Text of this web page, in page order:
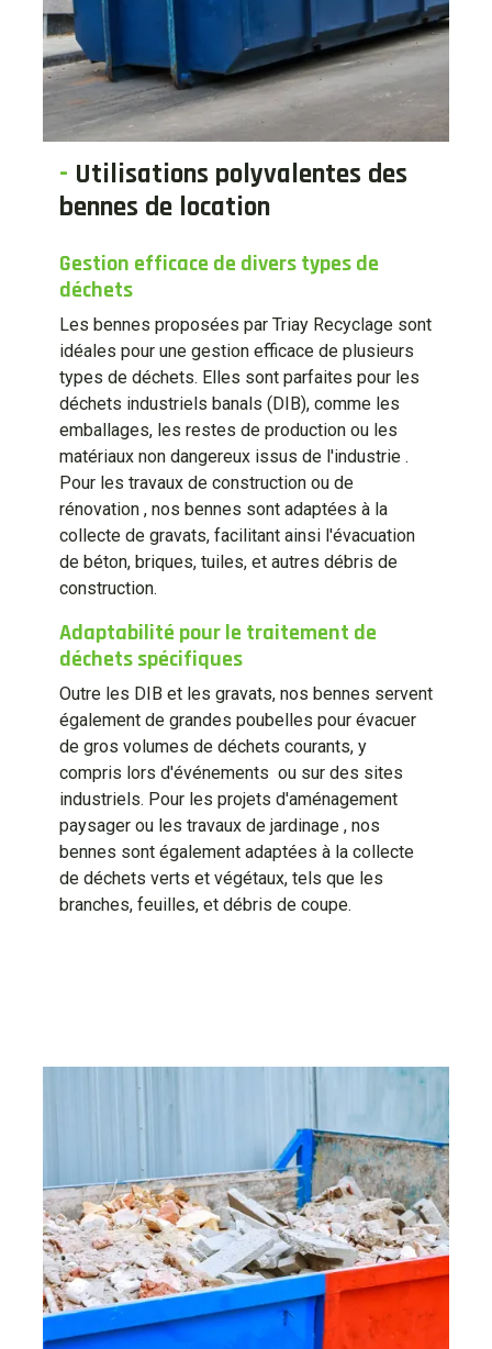
- Utilisations polyvalentes des
bennes de location
Gestion efficace de divers types de
déchets
Les bennes proposées par Triay Recyclage sont
idéales pour une gestion efficace de plusieurs
types de déchets. Elles sont parfaites pour les
déchets industriels banals (DIB), comme les
emballages, les restes de production ou les
matériaux non dangereux issus de l'industrie .
Pour les travaux de construction ou de
rénovation , nos bennes sont adaptées à la
collecte de gravats, facilitant ainsi l'évacuation
de béton, briques, tuiles, et autres débris de
construction.
Adaptabilité pour le traitement de
déchets spécifiques
Outre les DIB et les gravats, nos bennes servent
également de grandes poubelles pour évacuer
de gros volumes de déchets courants, y
compris lors d'événements ou sur des sites
industriels. Pour les projets d'aménagement
paysager ou les travaux de jardinage , nos
bennes sont également adaptées à la collecte
de déchets verts et végétaux, tels que les
branches, feuilles, et débris de coupe.